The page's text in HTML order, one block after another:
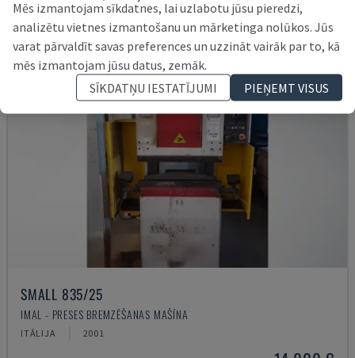
SMALL 835/25
IMAL - PRESES BREMZĒŠANAS MAŠĪNA
ITĀLIJA 2001
Mēs izmantojam sīkdatnes, lai uzlabotu jūsu pieredzi,
analizētu vietnes izmantošanu un mārketinga nolūkos. Jūs
varat pārvaldīt savas preferences un uzzināt vairāk par to, kā
mēs izmantojam jūsu datus, zemāk.
SĪKDATŅU IESTATĪJUMI
PIEŅEMT VISUS